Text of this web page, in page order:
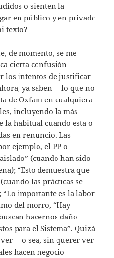
o sienten la
en público y en privado
texto?
de momento, se me
cierta confusión
los intentos de justificar
ya saben— lo que no
de Oxfam en cualquiera
incluyendo la más
la habitual cuando esta o
en renuncio. Las
ejemplo, el PP o
(cuando han sido
“Esto demuestra que
las prácticas se
importante es la labor
del morro, “Hay
hacernos daño
para el Sistema”. Quizá
—o sea, sin querer ver
hacen negocio